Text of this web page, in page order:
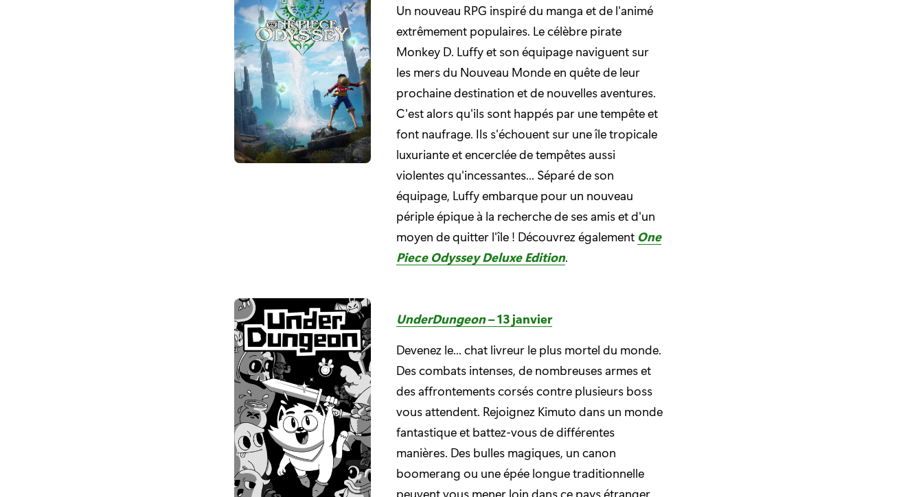
Un nouveau RPG inspiré du manga et de l'animé
extrêmement populaires. Le célèbre pirate
Monkey D. Luffy et son équipage naviguent sur
les mers du Nouveau Monde en quête de leur
prochaine destination et de nouvelles aventures.
C'est alors qu'ils sont happés par une tempête et
font naufrage. Ils s'échouent sur une île tropicale
luxuriante et encerclée de tempêtes aussi
violentes qu'incessantes... Séparé de son
équipage, Luffy embarque pour un nouveau
périple épique à la recherche de ses amis et d'un
moyen de quitter l'île ! Découvrez également One
Piece Odyssey Deluxe Edition.
UnderDungeon– 13 janvier
Devenez le... chat livreur le plus mortel du monde.
Des combats intenses, de nombreuses armes et
des affrontements corsés contre plusieurs boss
vous attendent. Rejoignez Kimuto dans un monde
fantastique et battez-vous de différentes
manières. Des bulles magiques, un canon
boomerang ou une épée longue traditionnelle
peuvent vous mener loin dans ce pays étranger.